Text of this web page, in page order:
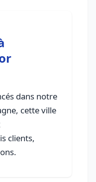
dans notre
cette ville
clients,